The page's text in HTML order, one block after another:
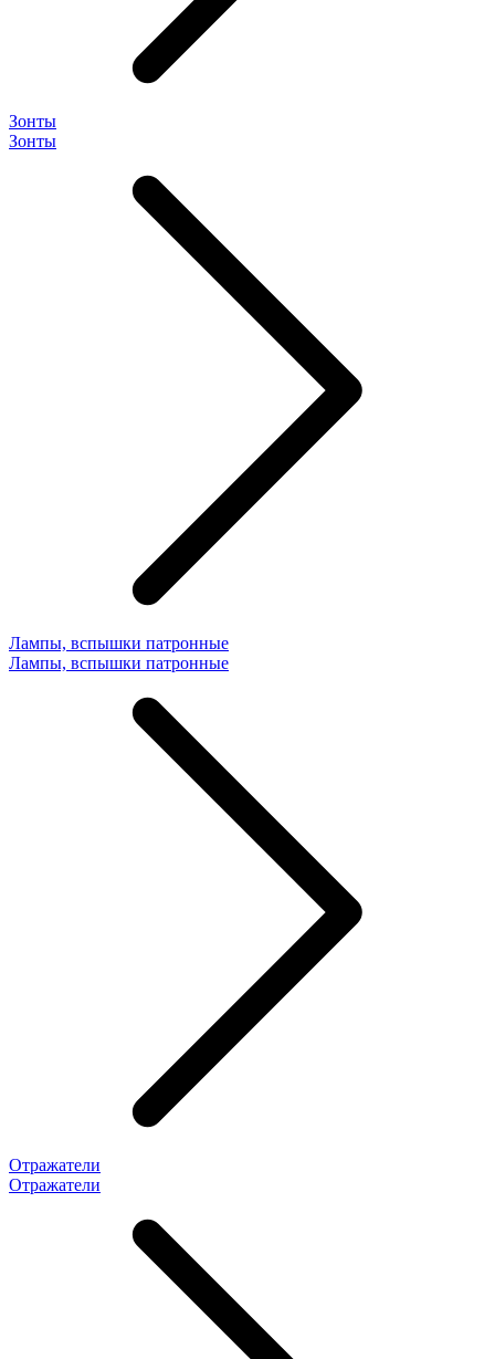
Зонты
Зонты
Лампы, вспышки патронные
Лампы, вспышки патронные
Отражатели
Отражатели